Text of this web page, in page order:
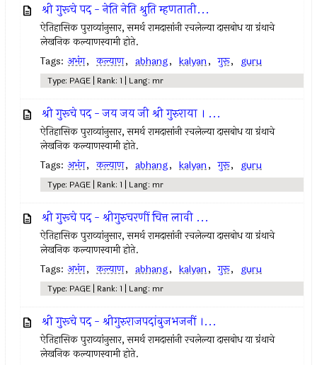
श्री गुरूचे पद - नेति नेति श्रुति म्हणताती...
ऐतिहासिक पुराव्यांनुसार, समर्थ रामदासांनी रचलेल्या दासबोध या ग्रंथाचे
लेखनिक कल्याणस्वामी होते.
Tags: अभंग, कल्याण, abhang, kalyan, गुरू, guru
Type: PAGE | Rank: 1 | Lang: mr
श्री गुरूचे पद - जय जय जी श्री गुरुराया । ...
ऐतिहासिक पुराव्यांनुसार, समर्थ रामदासांनी रचलेल्या दासबोध या ग्रंथाचे
लेखनिक कल्याणस्वामी होते.
Tags: अभंग, कल्याण, abhang, kalyan, गुरू, guru
Type: PAGE | Rank: 1 | Lang: mr
श्री गुरूचे पद - श्रीगुरुचरणीं चित्त लावी ...
ऐतिहासिक पुराव्यांनुसार, समर्थ रामदासांनी रचलेल्या दासबोध या ग्रंथाचे
लेखनिक कल्याणस्वामी होते.
Tags: अभंग, कल्याण, abhang, kalyan, गुरू, guru
Type: PAGE | Rank: 1 | Lang: mr
श्री गुरूचे पद - श्रीगुरुराजपदांबुजभजनीं ।...
ऐतिहासिक पुराव्यांनुसार, समर्थ रामदासांनी रचलेल्या दासबोध या ग्रंथाचे
लेखनिक कल्याणस्वामी होते.